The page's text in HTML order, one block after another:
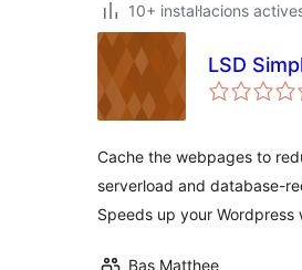
10+ instal·lacions
LSD
Cache the webpages to
serverload and database-
Speeds up your Wordpress
Bas Matthee